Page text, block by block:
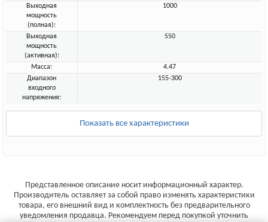
Выходная
мощность
(полная):
1000
Выходная
мощность
(активная):
550
Масса:
4.47
Диапазон
входного
напряжения:
155-300
Показать все характеристики
Представленное описание носит информационный характер.
Производитель оставляет за собой право изменять характеристики
товара, его внешний вид и комплектность без предварительного
уведомления продавца. Рекомендуем перед покупкой уточнить